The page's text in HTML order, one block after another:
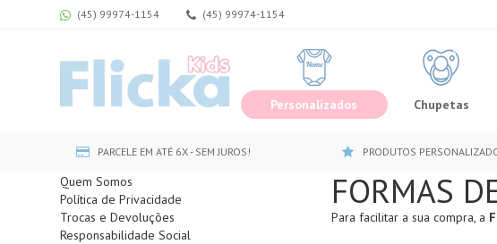
(45) 99974-1154 (45) 99974-1154
Personalizados Chupetas
PARCELE EM ATÉ 6X - SEM JUROS! PRODUTOS
Quem Somos
Política de Privacidade
Trocas e Devoluções
Responsabilidade Social
FORMAS
Para facilitar a sua compra, a